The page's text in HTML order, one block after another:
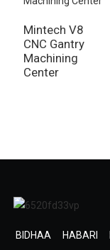
Mintech V8
CNC Gantry
Machining
Center
BIDHAA HABARI